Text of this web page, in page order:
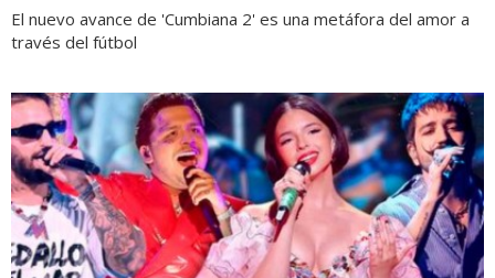
El nuevo avance de 'Cumbiana 2' es una metáfora del amor a
través del fútbol